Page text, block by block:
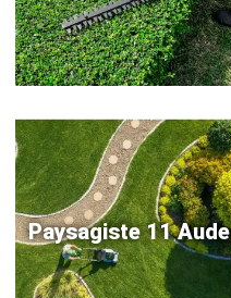
Paysagiste 11 Aude